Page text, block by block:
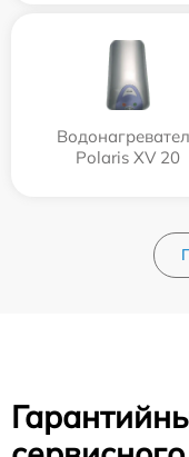
Polaris XV 20